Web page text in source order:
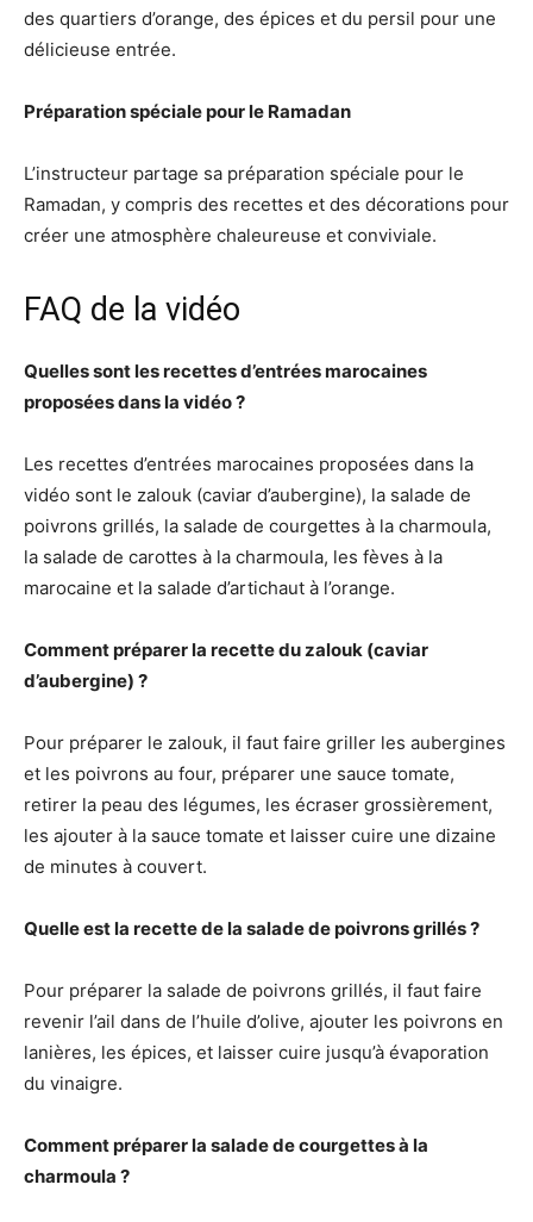
des quartiers d’orange, des épices et du persil pour une
délicieuse entrée.
Préparation spéciale pour le Ramadan
L’instructeur partage sa préparation spéciale pour le
Ramadan, y compris des recettes et des décorations pour
créer une atmosphère chaleureuse et conviviale.
FAQ de la vidéo
Quelles sont les recettes d’entrées marocaines
proposées dans la vidéo ?
Les recettes d’entrées marocaines proposées dans la
vidéo sont le zalouk (caviar d’aubergine), la salade de
poivrons grillés, la salade de courgettes à la charmoula,
la salade de carottes à la charmoula, les fèves à la
marocaine et la salade d’artichaut à l’orange.
Comment préparer la recette du zalouk (caviar
d’aubergine) ?
Pour préparer le zalouk, il faut faire griller les aubergines
et les poivrons au four, préparer une sauce tomate,
retirer la peau des légumes, les écraser grossièrement,
les ajouter à la sauce tomate et laisser cuire une dizaine
de minutes à couvert.
Quelle est la recette de la salade de poivrons grillés ?
Pour préparer la salade de poivrons grillés, il faut faire
revenir l’ail dans de l’huile d’olive, ajouter les poivrons en
lanières, les épices, et laisser cuire jusqu’à évaporation
du vinaigre.
Comment préparer la salade de courgettes à la
charmoula ?